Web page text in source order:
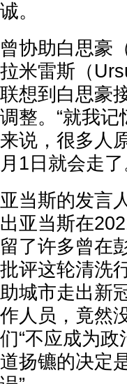
诚。
曾协助白思豪
拉米雷斯（
联想到白思豪
调整。“就我记
来说，很多人
月1日就会走了
亚当斯的发言
出亚当斯在
留了许多曾在
批评这轮清洗
助城市走出新
作人员，竟然
们“不应成为
道扬镳的决定